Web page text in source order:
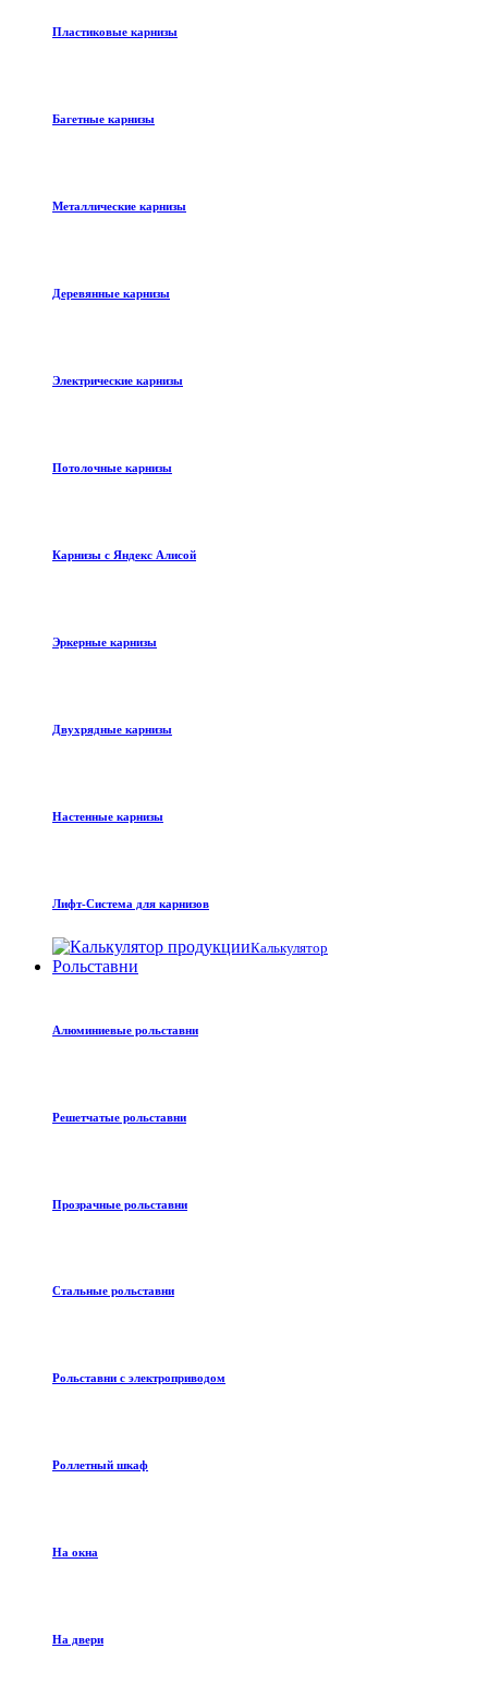
Пластиковые карнизы
Багетные карнизы
Металлические карнизы
Деревянные карнизы
Электрические карнизы
Потолочные карнизы
Карнизы с Яндекс Алисой
Эркерные карнизы
Двухрядные карнизы
Настенные карнизы
Лифт-Система для карнизов
Калькулятор
Рольставни
Алюминиевые рольставни
Решетчатые рольставни
Прозрачные рольставни
Стальные рольставни
Рольставни с электроприводом
Роллетный шкаф
На окна
На двери